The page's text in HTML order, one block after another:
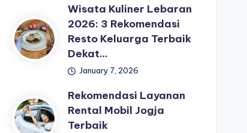
Wisata Kuliner Lebaran
2026: 3 Rekomendasi
Resto Keluarga Terbaik
Dekat…
January 7, 2026
Rekomendasi Layanan
Rental Mobil Jogja
Terbaik